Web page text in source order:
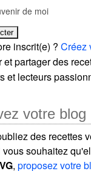
de moi
inscrit(e) ?Créez
et partager des
et lecteurs
votre blog
des recettes
vous souhaitez
,proposez votre